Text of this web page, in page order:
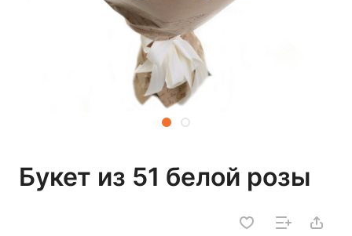
Букет из 51 белой розы